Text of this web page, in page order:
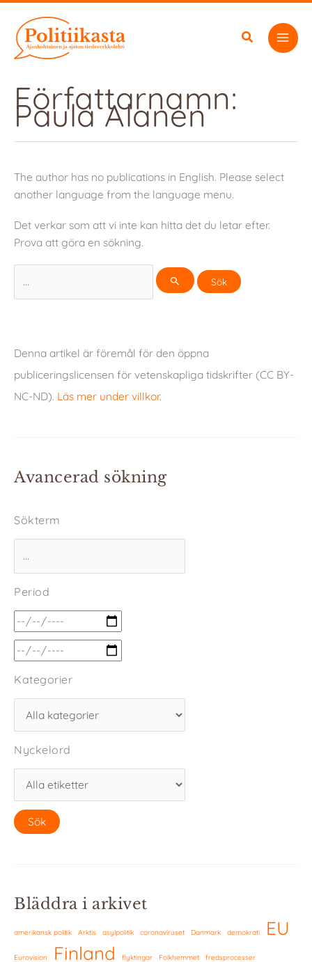
innehåll
Författarnamn:
Paula Alanen
The author has no publications in English. Please select
another language from the language menu.
Det verkar som att vi inte kan hitta det du letar efter.
Prova att göra en sökning.
efter:
Denna artikel är föremål för den öppna
publiceringslicensen för vetenskapliga tidskrifter (CC BY-
NC-ND). Läs mer under villkor.
Avancerad sökning
Sökterm
Period
Kategorier
Nyckelord
Bläddra i arkivet
amerikansk politik Arktis asylpolitik coronaviruset Danmark demokrati EU
Eurovision Finland flyktingar Folkhemmet
fredsprocesser